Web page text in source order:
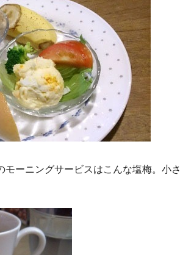
モーニングサービスはこんな塩梅。小